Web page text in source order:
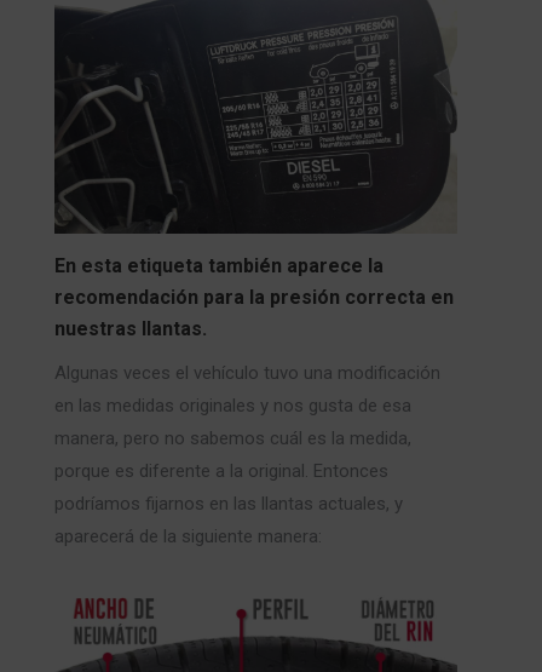
En esta etiqueta también aparece la
recomendación para la presión correcta en
nuestras llantas.
Algunas veces el vehículo tuvo una modificación
en las medidas originales y nos gusta de esa
manera, pero no sabemos cuál es la medida,
porque es diferente a la original. Entonces
podríamos fijarnos en las llantas actuales, y
aparecerá de la siguiente manera: